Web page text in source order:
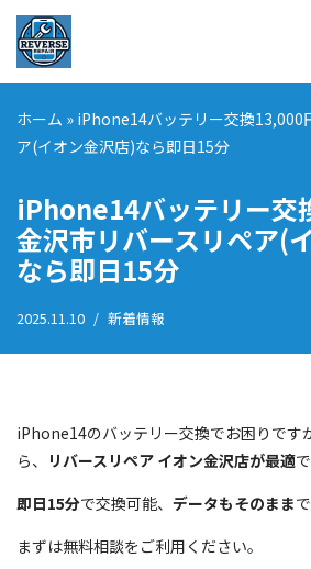
コ
ン
テ
ン
へ
ス
キ
ッ
ホーム » iPhone14バッテリー交換13,000
ア(イオン金沢店)なら即日15分
iPhone14バッテリー交
金沢市リバースリペア(
なら即日15分
2025.11.10 新着情報
iPhone14のバッテリー交換でお困りです
ら、
リバースリペア イオン金沢店が最適
即日15分で交換可能、 データもそのまま
まずは無料相談をご利用ください。